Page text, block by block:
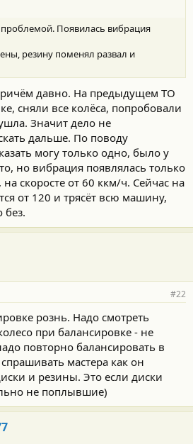
проблемой. Появилась вибрация
резину поменял развал и
давно. На предыдущем ТО
сняли все колёса, попробовали
Значит дело не
дальше. По поводу
могу только одно, было у
но вибрация появлялась только
на скоросте от 60 ккм/ч. Сейчас на
от 120 и трясёт всю машину,
без.
#22
рознь. Надо смотреть
при балансировке - не
повторно балансировать в
мастера как он
и резины. Это если диски
не поплывшие)